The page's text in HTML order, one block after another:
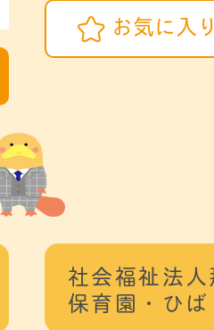
お気に入り
社会福祉法
保育園・ひば